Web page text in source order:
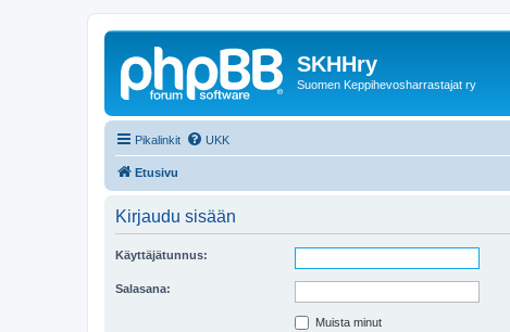
SKHHry
Suomen Keppihevosharrastajat ry
Pikalinkit UKK
Etusivu
Kirjaudu sisään
Käyttäjätunnus:
Salasana:
Muista minut